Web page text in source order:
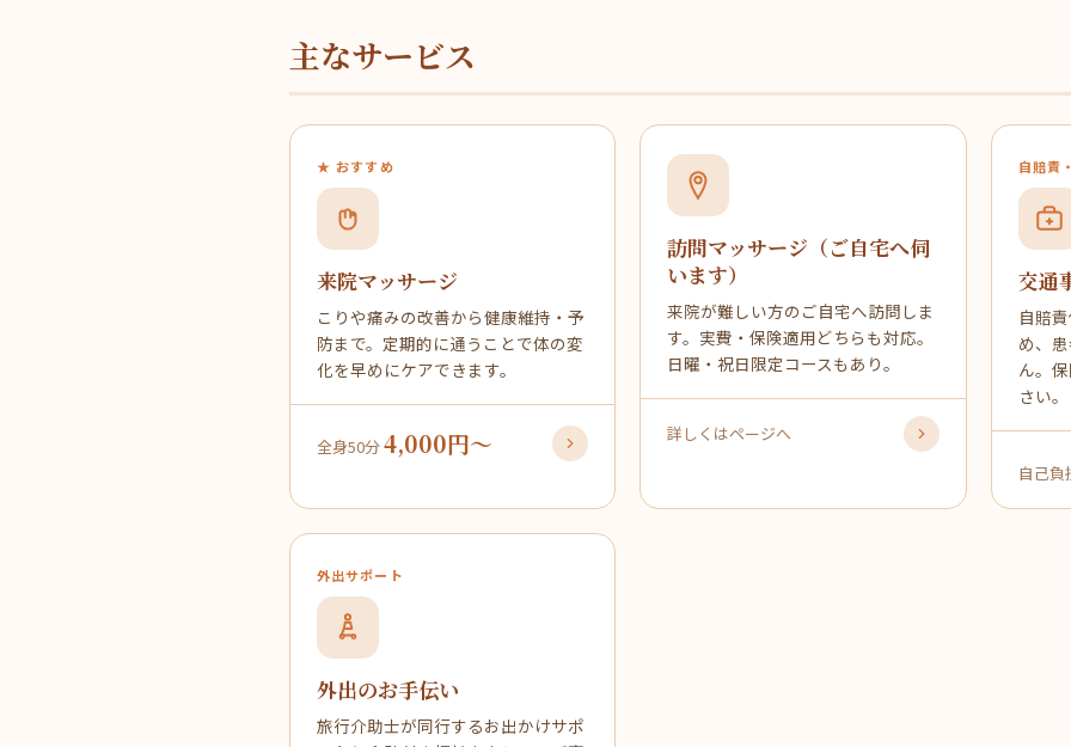
主なサービス
★ おすすめ
来院マッサージ
こりや痛みの改善から健康維持・予
防まで。定期的に通うことで体の変
化を早めにケアできます。
全身50分4,000円〜
訪問マッサージ（ご自宅へ伺
います）
来院が難しい方のご自宅へ訪問しま
す。実費・保険適用どちらも対応。
日曜・祝日限定コースもあり。
詳しくはページへ
自賠責
交通
自賠
め、
ん。
さい。
自己
外出サポート
外出のお手伝い
旅行介助士が同行するお出かけサポ